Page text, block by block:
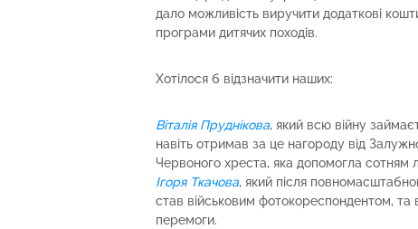
дало можливість виручити додаткові
програми дитячих походів.
Хотілося б відзначити наших:
Віталія Пруднікова, який всю війну
навіть отримав за це нагороду від
Червоного хреста, яка допомогла сотням
Ігоря Ткачова, який після
став військовим фотокореспондентом,
перемоги.